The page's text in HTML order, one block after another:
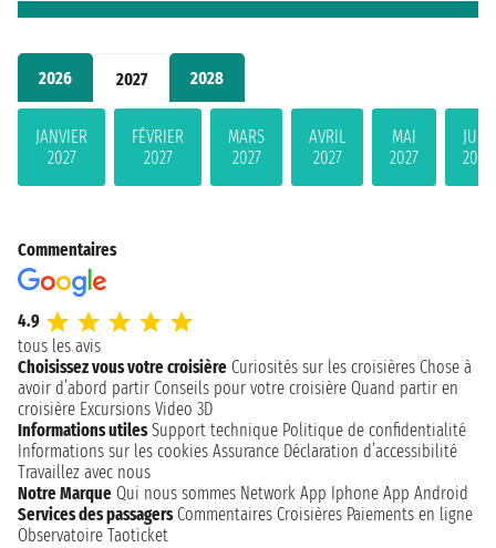
2026 2027 2028
JANVIER
2027
FÉVRIER
2027
MARS
2027
AVRIL
2027
MAI
2027
JUIN
2027
Commentaires
4.9
tous les avis
Choisissez vous votre croisière Curiosités sur les croisières Chose à
avoir d’abord partir Conseils pour votre croisière Quand partir en
croisière Excursions Video 3D
Informations utiles Support technique Politique de confidentialité
Informations sur les cookies Assurance Déclaration d’accessibilité
Travaillez avec nous
Notre Marque Qui nous sommes Network App Iphone App Android
Services des passagers Commentaires Croisières Paiements en ligne
Observatoire Taoticket